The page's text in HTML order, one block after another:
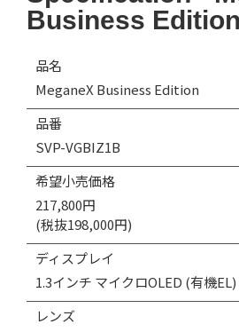
Business Edition
品名
MeganeX Business Edition
品番
SVP-VGBIZ1B
希望小売価格
217,800円
(税抜198,000円)
ディスプレイ
1.3インチ マイクロOLED (有機EL)
レンズ